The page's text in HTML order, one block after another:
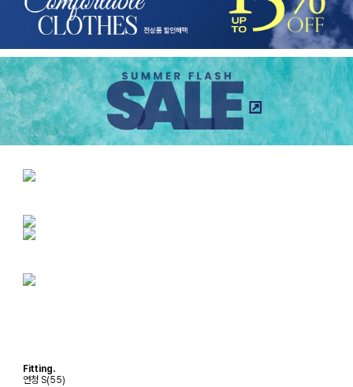
Fitting.
연청 S(55)